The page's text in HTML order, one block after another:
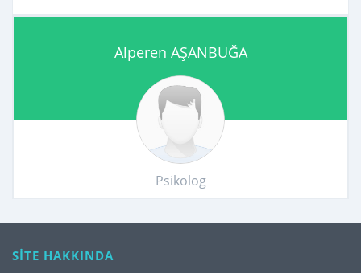
Alperen AŞANBUĞA
Psikolog
SİTE HAKKINDA